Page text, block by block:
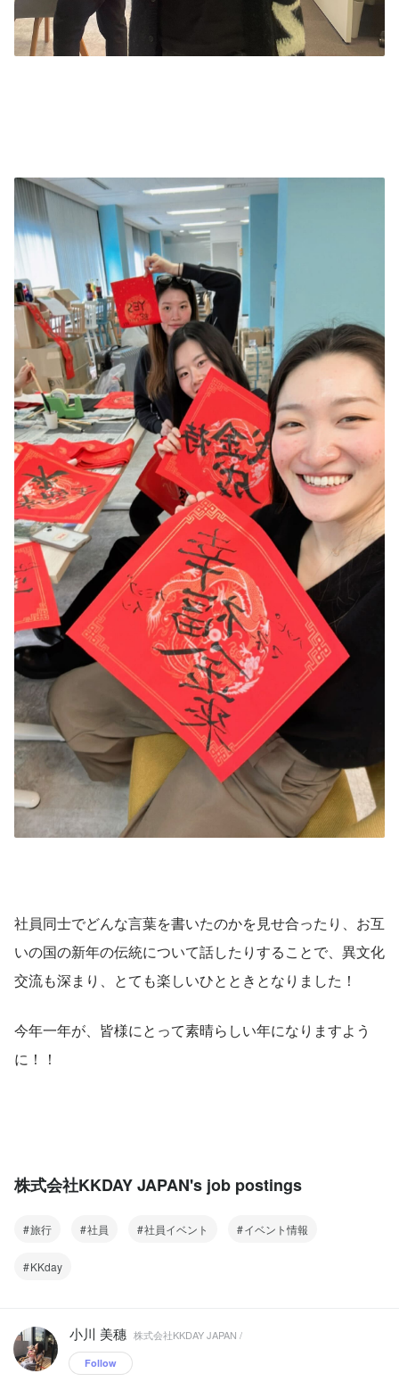
社員同士でどんな言葉を書いたのかを見せ合ったり、お互
いの国の新年の伝統について話したりすることで、異文化
交流も深まり、とても楽しいひとときとなりました！
今年一年が、皆様にとって素晴らしい年になりますよう
に！！
株式会社KKDAY JAPAN's job postings
旅行 社員 社員イベント イベント情報
KKday
小川 美穗 株式会社KKDAY JAPAN /
Follow